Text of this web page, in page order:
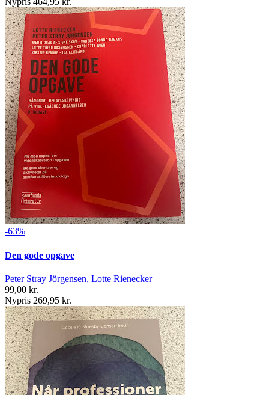
-63%
Den gode opgave
Peter Stray Jörgensen, Lotte Rienecker
99,00 kr.
Nypris 269,95 kr.